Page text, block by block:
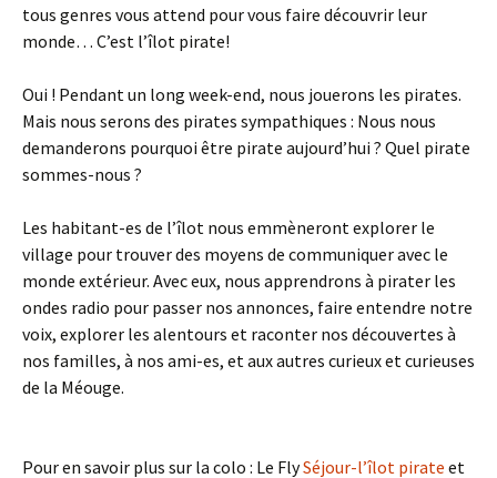
tous genres vous attend pour vous faire découvrir leur
monde… C’est l’îlot pirate!
Oui ! Pendant un long week-end, nous jouerons les pirates.
Mais nous serons des pirates sympathiques : Nous nous
demanderons pourquoi être pirate aujourd’hui ? Quel pirate
sommes-nous ?
Les habitant-es de l’îlot nous emmèneront explorer le
village pour trouver des moyens de communiquer avec le
monde extérieur. Avec eux, nous apprendrons à pirater les
ondes radio pour passer nos annonces, faire entendre notre
voix, explorer les alentours et raconter nos découvertes à
nos familles, à nos ami-es, et aux autres curieux et curieuses
de la Méouge.
Pour en savoir plus sur la colo : Le FlySéjour-l’îlot pirate et